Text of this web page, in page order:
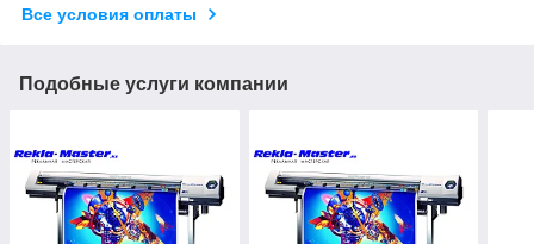
Все условия оплаты
Подобные услуги компании